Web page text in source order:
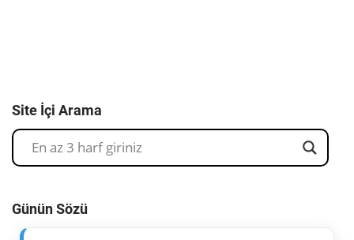
Site İçi Arama
Günün Sözü